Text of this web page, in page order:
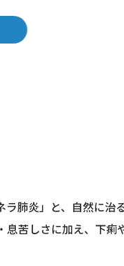
肺炎」と、自然に
苦しさに加え、下